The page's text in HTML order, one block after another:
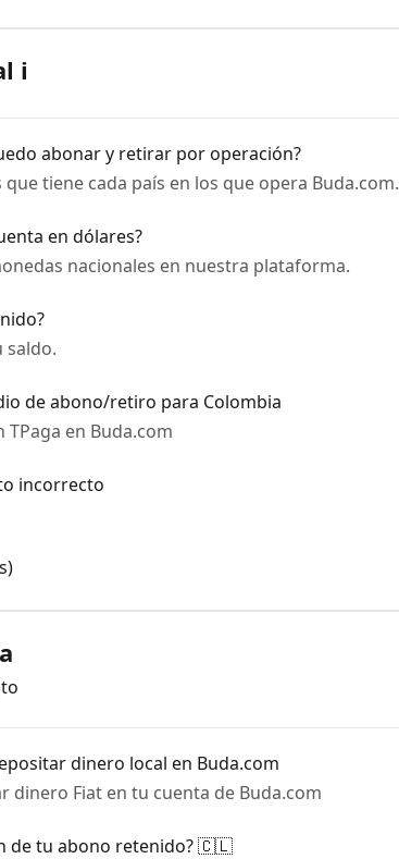
ℹ️
abonar y retirar por operación?
tiene cada país en los que opera Buda.com.
en dólares?
nacionales en nuestra plataforma.
saldo.
de abono/retiro para Colombia
en Buda.com
incorrecto
dinero local en Buda.com
dinero Fiat en tu cuenta de Buda.com
de tu abono retenido? 🇨🇱